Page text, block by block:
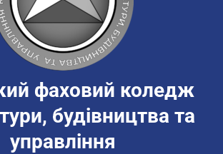
фаховий коледж
будівництва та
управління